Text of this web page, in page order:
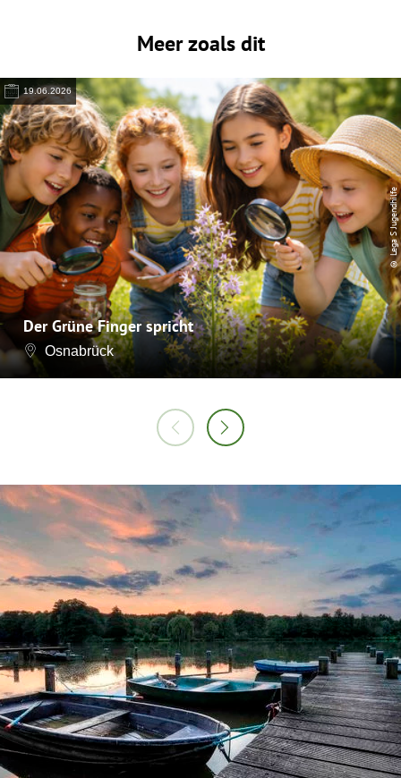
Meer zoals dit
19.06.2026
Der Grüne Finger spricht
Osnabrück
© Lega S Jugendhilfe